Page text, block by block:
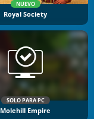
NUEVO
Royal Society
SOLO PARA PC
Molehill Empire